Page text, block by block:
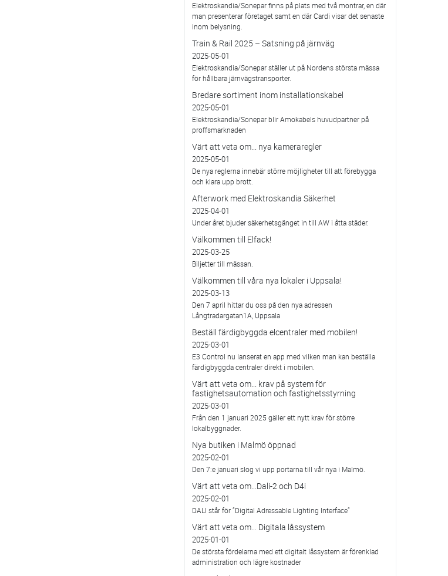
Elektroskandia/Sonepar finns på plats med två montrar, en där
man presenterar företaget samt en där Cardi visar det senaste
inom belysning.
Train & Rail 2025 – Satsning på järnväg
2025-05-01
Elektroskandia/Sonepar ställer ut på Nordens största mässa
för hållbara järnvägstransporter.
Bredare sortiment inom installationskabel
2025-05-01
Elektroskandia/Sonepar blir Amokabels huvudpartner på
proffsmarknaden
Värt att veta om... nya kameraregler
2025-05-01
De nya reglerna innebär större möjligheter till att förebygga
och klara upp brott.
Afterwork med Elektroskandia Säkerhet
2025-04-01
Under året bjuder säkerhetsgänget in till AW i åtta städer.
Välkommen till Elfack!
2025-03-25
Biljetter till mässan.
Välkommen till våra nya lokaler i Uppsala!
2025-03-13
Den 7 april hittar du oss på den nya adressen
Långtradargatan1A, Uppsala
Beställ färdigbyggda elcentraler med mobilen!
2025-03-01
E3 Control nu lanserat en app med vilken man kan beställa
färdigbyggda centraler direkt i mobilen.
Värt att veta om... krav på system för
fastighetsautomation och fastighetsstyrning
2025-03-01
Från den 1 januari 2025 gäller ett nytt krav för större
lokalbyggnader.
Nya butiken i Malmö öppnad
2025-02-01
Den 7:e januari slog vi upp portarna till vår nya i Malmö.
Värt att veta om…Dali-2 och D4i
2025-02-01
DALI står för ”Digital Adressable Lighting Interface”
Värt att veta om… Digitala låssystem
2025-01-01
De största fördelarna med ett digitalt låssystem är förenklad
administration och lägre kostnader